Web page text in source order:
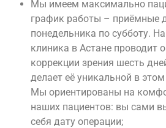
Мы имеем максимально
график работы – приёмные
понедельника по субботу.
клиника в Астане проводит
коррекции зрения шесть
делает её уникальной в
Мы ориентированы на
наших пациентов: вы сами
себя дату операции;